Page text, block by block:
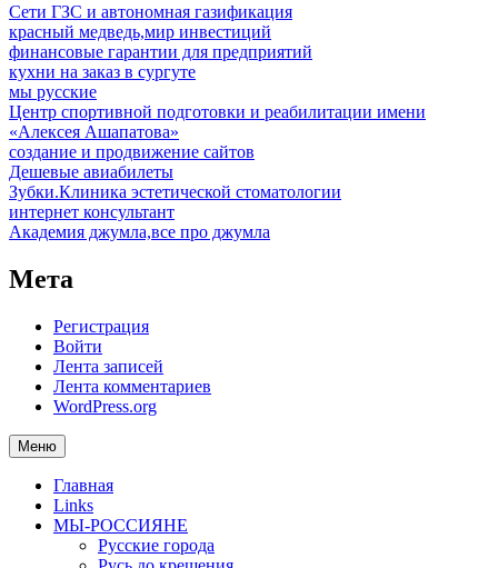
Сети ГЗС и автономная газификация
красный медведь,мир инвестиций
финансовые гарантии для предприятий
кухни на заказ в сургуте
мы русские
Центр спортивной подготовки и реабилитации имени
«Алексея Ашапатова»
создание и продвижение сайтов
Дешевые авиабилеты
Зубки.Клиника эстетической стоматологии
интернет консультант
Академия джумла,все про джумла
Мета
Регистрация
Войти
Лента записей
Лента комментариев
WordPress.org
Меню
Главная
Links
МЫ-РОССИЯНЕ
Русские города